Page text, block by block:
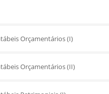
Orçamentários (I)
Orçamentários (II)